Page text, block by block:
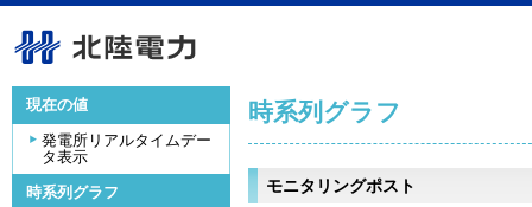
現在の値
発電所リアルタイムデー
タ表示
時系列グラフ
時系列グラフ
モニタリングポスト